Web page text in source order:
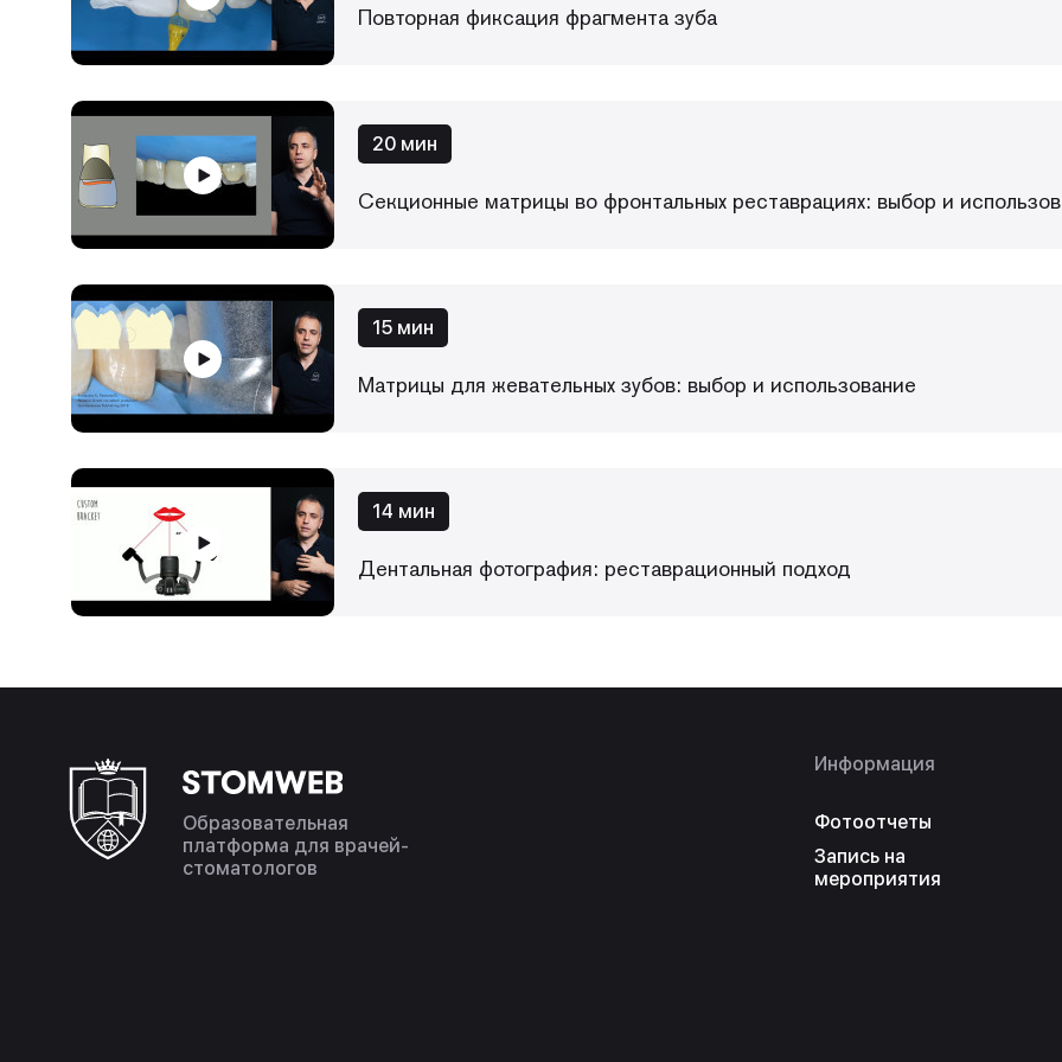
Повторная фиксация фрагмента зуба
20 мин
Секционные матрицы во фронтальных реставрациях: выбор и
15 мин
Матрицы для жевательных зубов: выбор и использование
14 мин
Дентальная фотография: реставрационный подход
Образовательная
платформа для врачей-
стоматологов
Информация
Фотоотчеты
Запись на
мероприятия